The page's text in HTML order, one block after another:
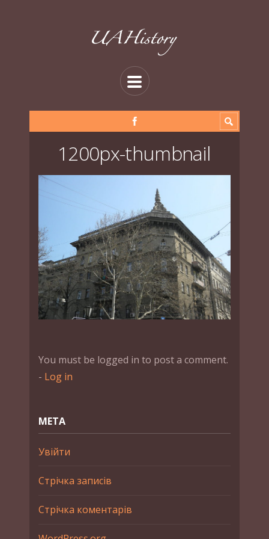
1200px-thumbnail
You must be logged in to post a comment.
- Log in
МЕТА
Увійти
Стрічка записів
Стрічка коментарів